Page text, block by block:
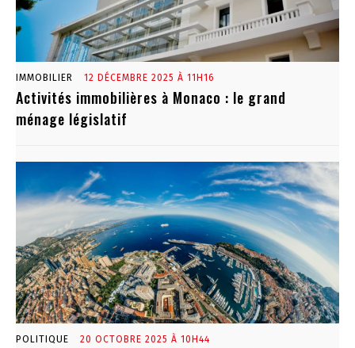
IMMOBILIER 12 DÉCEMBRE 2025 À 11H16
Activités immobilières à Monaco : le grand
ménage législatif
POLITIQUE 20 OCTOBRE 2025 À 10H44